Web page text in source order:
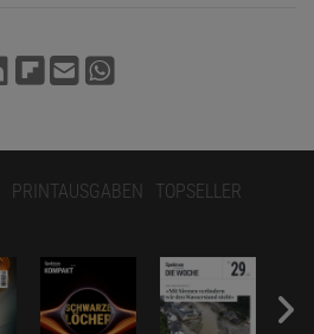
PRINTAUSGABEN TOPSELLER